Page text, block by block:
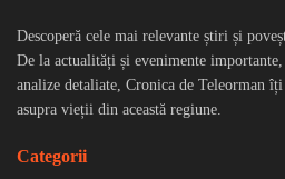
Descoperă cele mai relevante știri și
De la actualități și evenimente
analize detaliate, Cronica de Teleorman
asupra vieții din această regiune.
Categorii